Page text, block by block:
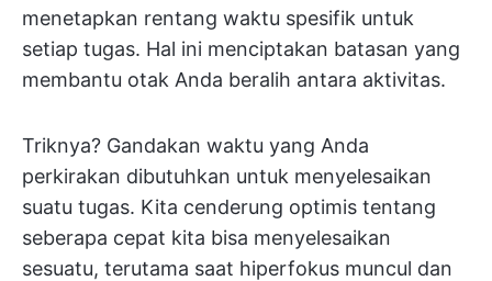
menetapkan rentang waktu spesifik untuk
setiap tugas. Hal ini menciptakan batasan yang
membantu otak Anda beralih antara aktivitas.
Triknya? Gandakan waktu yang Anda
perkirakan dibutuhkan untuk menyelesaikan
suatu tugas. Kita cenderung optimis tentang
seberapa cepat kita bisa menyelesaikan
sesuatu, terutama saat hiperfokus muncul dan